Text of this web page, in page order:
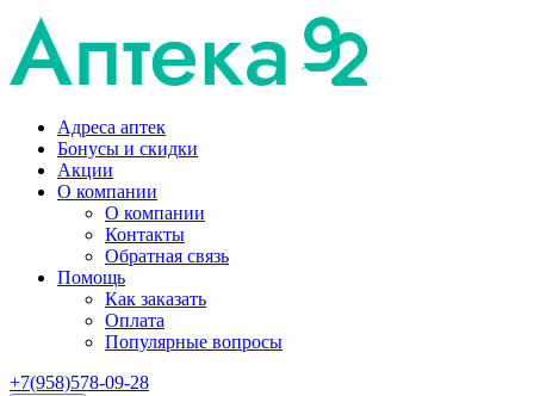
Адреса аптек
Бонусы и скидки
Акции
О компании
О компании
Контакты
Обратная связь
Помощь
Как заказать
Оплата
Популярные вопросы
+7(958)578-09-28